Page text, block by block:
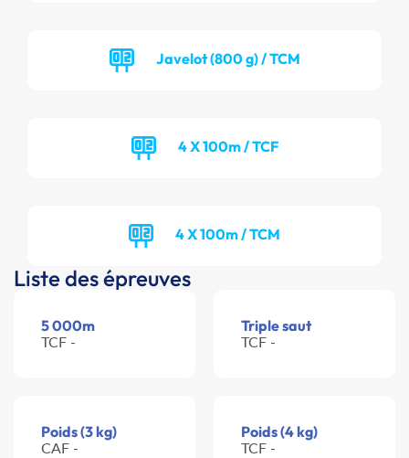
Javelot (800 g) / TCM
4 X 100m / TCF
4 X 100m / TCM
Liste des épreuves
5 000m
TCF -
Triple saut
TCF -
Poids (3 kg)
CAF -
Poids (4 kg)
TCF -